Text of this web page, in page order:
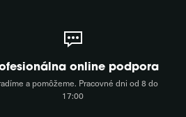
online podpora
a pomôžeme. Pracovné dni od 8 do
17:00